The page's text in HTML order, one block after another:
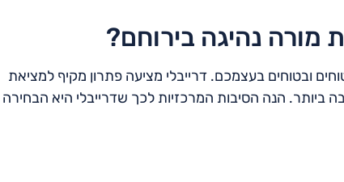
מורה נהיגה בירוחם?
ובטוחים בעצמכם. דרייבלי מציעה פתרון מקיף למציאת
ביותר. הנה הסיבות המרכזיות לכך שדרייבלי היא הבחירה